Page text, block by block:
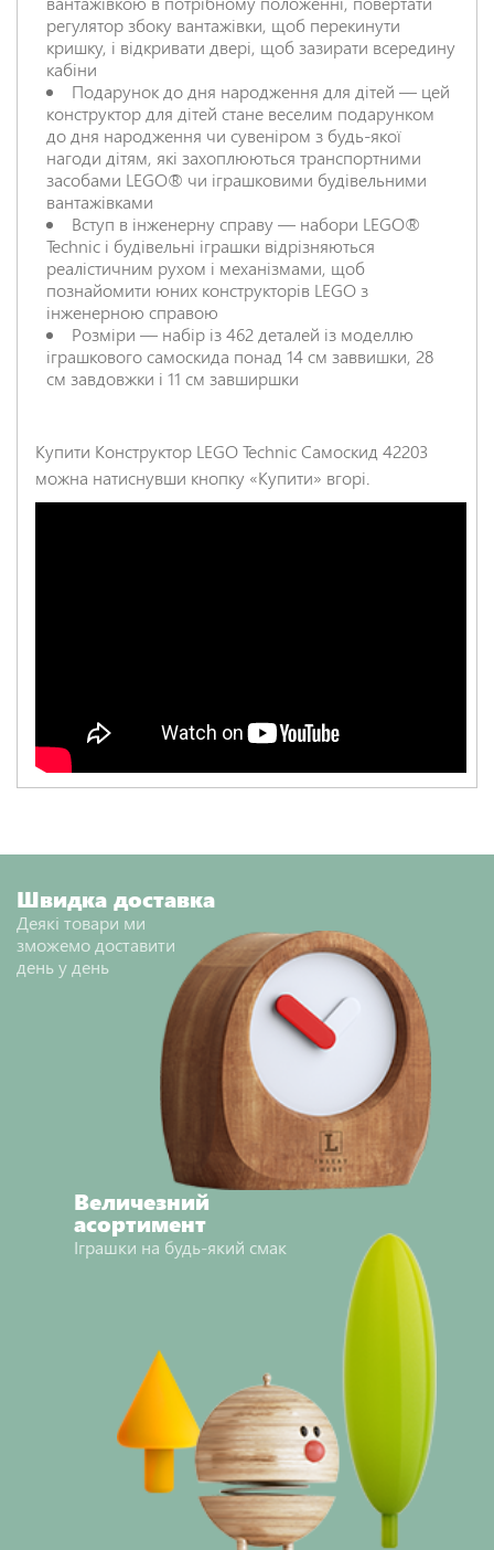
регулятор збоку вантажівки, щоб перекинути
кришку, і відкривати двері, щоб зазирати всередину
кабіни
Подарунок до дня народження для дітей — цей
конструктор для дітей стане веселим подарунком
до дня народження чи сувеніром з будь-якої
нагоди дітям, які захоплюються транспортними
засобами LEGO® чи іграшковими будівельними
вантажівками
Вступ в інженерну справу — набори LEGO®
Technic і будівельні іграшки відрізняються
реалістичним рухом і механізмами, щоб
познайомити юних конструкторів LEGO з
інженерною справою
Розміри — набір із 462 деталей із моделлю
іграшкового самоскида понад 14 см заввишки, 28
см завдовжки і 11 см завширшки
Купити Конструктор LEGO Technic Самоскид 42203
можна натиснувши кнопку «Купити» вгорі.
Швидка доставка
Деякі товари ми
зможемо доставити
день у день
Величезний
асортимент
Іграшки на будь-який смак